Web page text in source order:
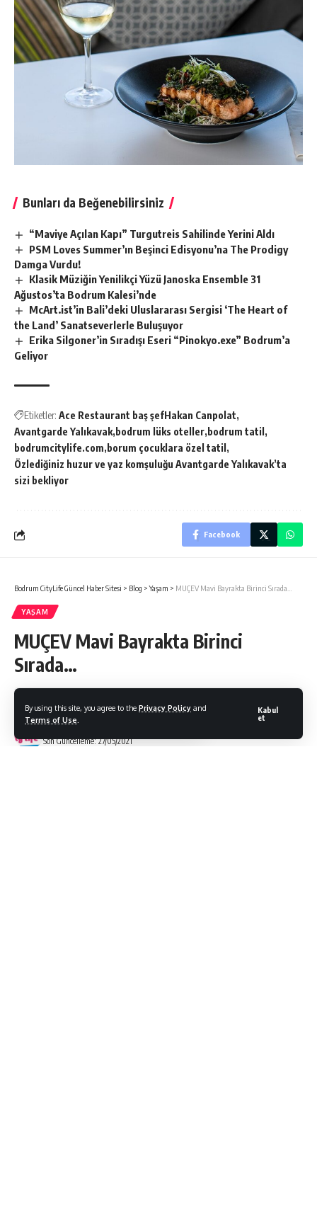
By using this site, you agree to the Privacy Policy and
Terms of Use
Kabul
et
Bunları da Beğenebilirsiniz
“Maviye Açılan Kapı” Turgutreis Sahilinde Yerini Aldı
PSM Loves Summer’ın Beşinci Edisyonu’na The Prodigy
Damga Vurdu!
Klasik Müziğin Yenilikçi Yüzü Janoska Ensemble 31
Ağustos’ta Bodrum Kalesi’nde
McArt.ist’in Bali’deki Uluslararası Sergisi ‘The Heart of
the Land’ Sanatseverlerle Buluşuyor
Erika Silgoner’in Sıradışı Eseri “Pinokyo.exe” Bodrum’a
Geliyor
Etiketler: Ace Restaurant baş şefHakan Canpolat
Avantgarde Yalıkavak bodrum lüks oteller bodrum tatil
bodrumcitylife.com borum çocuklara özel tatil
Özlediğiniz huzur ve yaz komşuluğu Avantgarde Yalıkavak’ta
sizi bekliyor
Facebook
Bodrum CityLife Güncel Haber Sitesi > Blog >Yaşam > MUÇEV Mavi Bayrakta Birinci Sırada…
YAŞAM
MUÇEV Mavi Bayrakta Birinci
Sırada…
Son Güncelleme: 27/05/2021
Bodrum Citylife